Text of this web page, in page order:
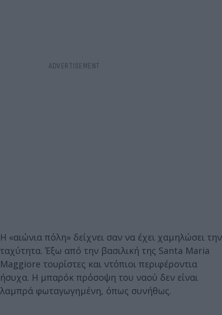
Η «αιώνια πόλη» δείχνει σαν να έχει χαμηλώσει την
ταχύτητα. Έξω από την βασιλική της Santa Maria
Maggiore τουρίστες και ντόπιοι περιφέροντια
ήσυχα. Η μπαρόκ πρόσοψη του ναού δεν είναι
λαμπρά φωταγωγημένη, όπως συνήθως.